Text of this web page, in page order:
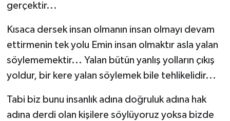
gerçektir...
Kısaca dersek insan olmanın insan olmayı devam
ettirmenin tek yolu Emin insan olmaktır asla yalan
söylememektir... Yalan bütün yanlış yolların çıkış
yoldur, bir kere yalan söylemek bile tehlikelidir...
Tabi biz bunu insanlık adına doğruluk adına hak
adına derdi olan kişilere söylüyoruz yoksa bizde